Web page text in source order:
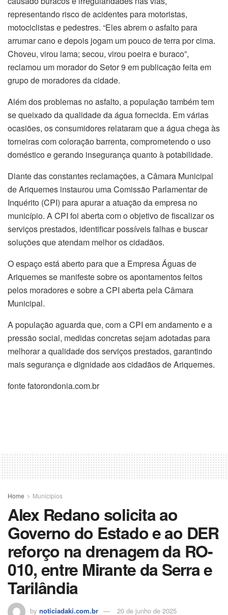
representando risco de acidentes para motoristas,
motociclistas e pedestres. “Eles abrem o asfalto para
arrumar cano e depois jogam um pouco de terra por cima.
Choveu, virou lama; secou, virou poeira e buraco”,
reclamou um morador do Setor 9 em publicação feita em
grupo de moradores da cidade.
Além dos problemas no asfalto, a população também tem
se queixado da qualidade da água fornecida. Em várias
ocasiões, os consumidores relataram que a água chega às
torneiras com coloração barrenta, comprometendo o uso
doméstico e gerando insegurança quanto à potabilidade.
Diante das constantes reclamações, a Câmara Municipal
de Ariquemes instaurou uma Comissão Parlamentar de
Inquérito (CPI) para apurar a atuação da empresa no
município. A CPI foi aberta com o objetivo de fiscalizar os
serviços prestados, identificar possíveis falhas e buscar
soluções que atendam melhor os cidadãos.
O espaço está aberto para que a Empresa Águas de
Ariquemes se manifeste sobre os apontamentos feitos
pelos moradores e sobre a CPI aberta pela Câmara
Municipal.
A população aguarda que, com a CPI em andamento e a
pressão social, medidas concretas sejam adotadas para
melhorar a qualidade dos serviços prestados, garantindo
mais segurança e dignidade aos cidadãos de Ariquemes.
fonte fatorondonia.com.br
Home Municípios
Alex Redano solicita ao
Governo do Estado e ao DER
reforço na drenagem da RO-
010, entre Mirante da Serra e
Tarilândia
by noticiadaki.com.br 20 de junho de 2025